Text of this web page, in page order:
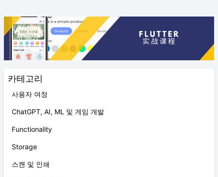
카테고리
사용자 여정
ChatGPT, AI, ML 및 게임 개발
Functionality
Storage
스캔 및 인쇄